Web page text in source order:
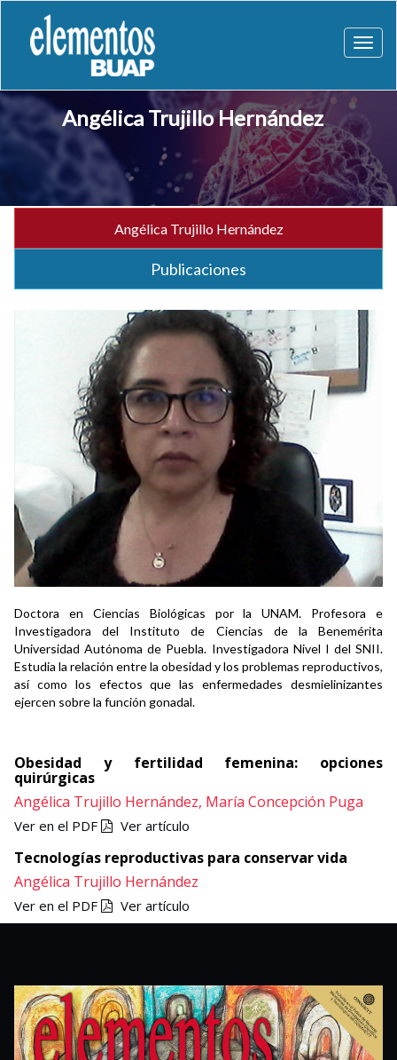
Angélica Trujillo Hernández
Angélica Trujillo Hernández
Publicaciones
Doctora en Ciencias Biológicas por la UNAM. Profesora e
Investigadora del Instituto de Ciencias de la Benemérita
Universidad Autónoma de Puebla. Investigadora Nivel I del SNII.
Estudia la relación entre la obesidad y los problemas reproductivos,
así como los efectos que las enfermedades desmielinizantes
ejercen sobre la función gonadal.
Obesidad y fertilidad femenina: opciones
quirúrgicas
Angélica Trujillo Hernández, María Concepción Puga
Ver en el PDF Ver artículo
Tecnologías reproductivas para conservar vida
Angélica Trujillo Hernández
Ver en el PDF Ver artículo